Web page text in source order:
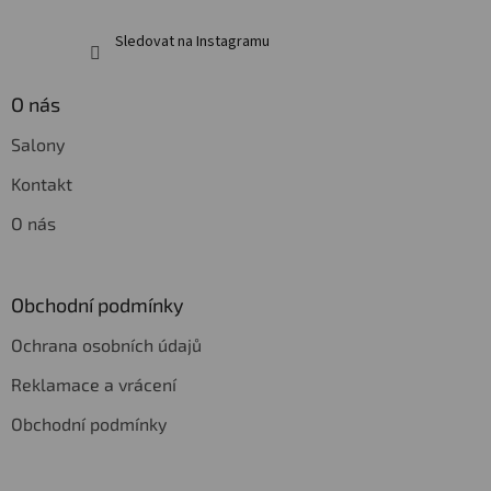
Sledovat na Instagramu
O nás
Salony
Kontakt
O nás
Obchodní podmínky
Ochrana osobních údajů
Reklamace a vrácení
Obchodní podmínky